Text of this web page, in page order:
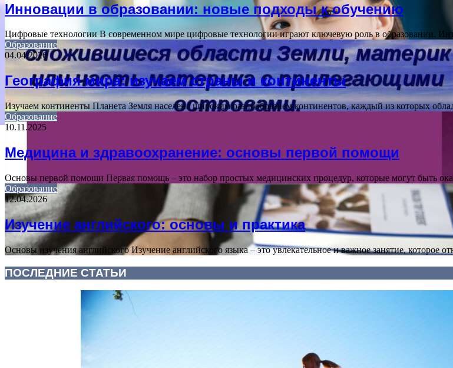
Инновации в образовании: новые подходы к обучению
Цифровые технологии В современном мире цифровые технологии играют ключевую роль в образовании.
Образование
04.04.2026
География мира: изучаем страны и континенты
Изучаем континенты Планета Земля населена широким разнообразием континентов, каждый из которых
Образование
10.11.2025
Медицина и здравоохранение: основы первой помощи
Основы первой помощи Первая помощь – это набор простых медицинских процедур, которые могут быть
Образование
12.04.2026
Изучение английского: основы и практика
Основы изучения английского Изучение английского языка – это увлекательное и важное занятие, которое
ПОСЛЕДНИЕ СТАТЬИ